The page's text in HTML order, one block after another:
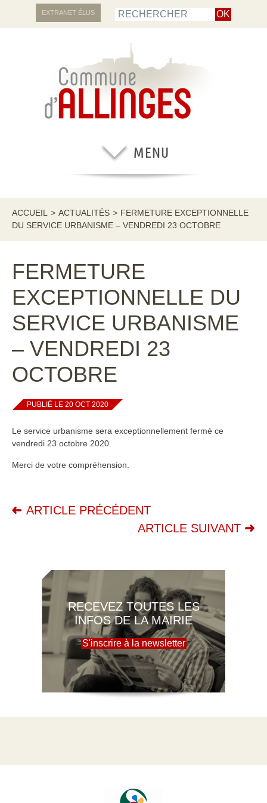
EXTRANET ÉLUS
ACCUEIL > ACTUALITÉS > FERMETURE EXCEPTIONNELLE
DU SERVICE URBANISME – VENDREDI 23 OCTOBRE
FERMETURE
EXCEPTIONNELLE DU
SERVICE URBANISME
– VENDREDI 23
OCTOBRE
PUBLIÉ LE 20 OCT 2020
Le service urbanisme sera exceptionnellement fermé ce
vendredi 23 octobre 2020.
Merci de votre compréhension.
ARTICLE PRÉCÉDENT
ARTICLE SUIVANT
RECEVEZ TOUTES LES
INFOS DE LA MAIRIE
S'inscrire à la newsletter